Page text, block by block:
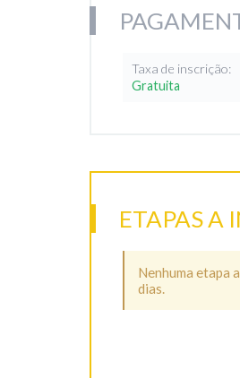
Taxa de inscrição:
Gratuita
ETAPAS A
Nenhuma etapa
dias.